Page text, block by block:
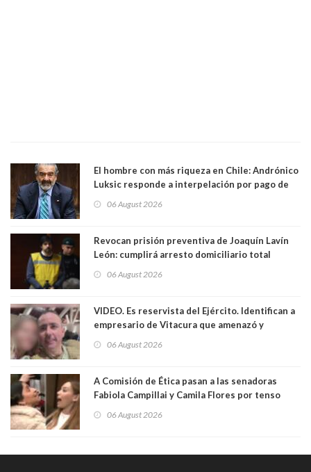
El hombre con más riqueza en Chile: Andrónico
Luksic responde a interpelación por pago de
día que me muera”
06 August 2026
Revocan prisión preventiva de Joaquín Lavín
León: cumplirá arresto domiciliario total
06 August 2026
VIDEO. Es reservista del Ejército. Identifican a
empresario de Vitacura que amenazó y
al "ring raja". Se trata de Andrés Arrieta y la
06 August 2026
A Comisión de Ética pasan a las senadoras
Fabiola Campillai y Camila Flores por tenso
06 August 2026